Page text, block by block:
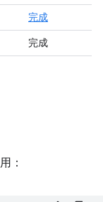
完成
完成
：